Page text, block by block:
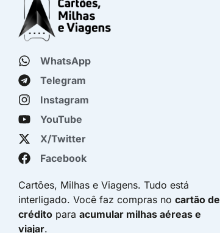
WhatsApp
Telegram
Instagram
YouTube
X/Twitter
Facebook
Cartões, Milhas e Viagens. Tudo está
interligado. Você faz compras no cartão de
crédito para acumular milhas aéreas e
viajar.